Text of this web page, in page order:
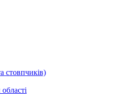
стовпчиків)